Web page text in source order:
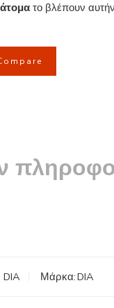
άτομα το βλέπουν
DIA Μάρκα:DIA